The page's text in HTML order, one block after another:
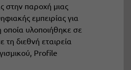
στην παροχή μιας
εμπειρίας για
οποία υλοποιήθηκε σε
τη διεθνή εταιρεία
Profile